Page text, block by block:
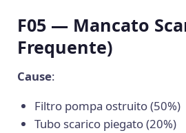
F05 — Mancato
Frequente)
Cause:
Filtro pompa ostruito (50%)
Tubo scarico piegato (20%)